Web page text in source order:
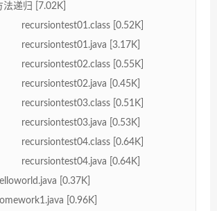
法递归 [7.02K]
recursiontest01.class [0.52K]
recursiontest01.java [3.17K]
recursiontest02.class [0.55K]
recursiontest02.java [0.45K]
recursiontest03.class [0.51K]
recursiontest03.java [0.53K]
recursiontest04.class [0.64K]
recursiontest04.java [0.64K]
[0.37K]
[0.96K]